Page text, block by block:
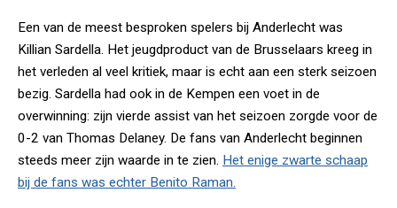
Een van de meest besproken spelers bij Anderlecht was
Killian Sardella. Het jeugdproduct van de Brusselaars kreeg in
het verleden al veel kritiek, maar is echt aan een sterk seizoen
bezig. Sardella had ook in de Kempen een voet in de
overwinning: zijn vierde assist van het seizoen zorgde voor de
0-2 van Thomas Delaney. De fans van Anderlecht beginnen
steeds meer zijn waarde in te zien. Het enige zwarte schaap
bij de fans was echter Benito Raman.